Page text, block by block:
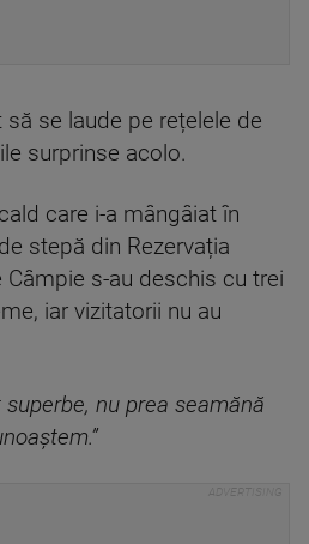
se laude pe rețelele de
surprinse acolo.
care i-a mângâiat în
stepă din Rezervația
Câmpie s-au deschis cu trei
iar vizitatorii nu au
superbe, nu prea seamănă